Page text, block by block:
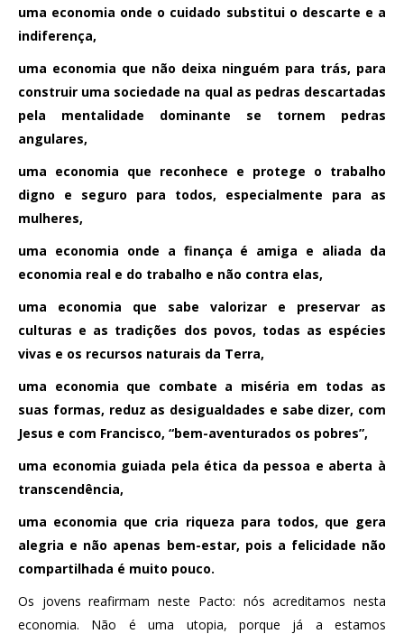
uma economia onde o cuidado substitui o descarte e a
indiferença,
uma economia que não deixa ninguém para trás, para
construir uma sociedade na qual as pedras descartadas
pela mentalidade dominante se tornem pedras
angulares,
uma economia que reconhece e protege o trabalho
digno e seguro para todos, especialmente para as
mulheres,
uma economia onde a finança é amiga e aliada da
economia real e do trabalho e não contra elas,
uma economia que sabe valorizar e preservar as
culturas e as tradições dos povos, todas as espécies
vivas e os recursos naturais da Terra,
uma economia que combate a miséria em todas as
suas formas, reduz as desigualdades e sabe dizer, com
Jesus e com Francisco, “bem-aventurados os pobres”,
uma economia guiada pela ética da pessoa e aberta à
transcendência,
uma economia que cria riqueza para todos, que gera
alegria e não apenas bem-estar, pois a felicidade não
compartilhada é muito pouco.
Os jovens reafirmam neste Pacto: nós acreditamos nesta
economia. Não é uma utopia, porque já a estamos